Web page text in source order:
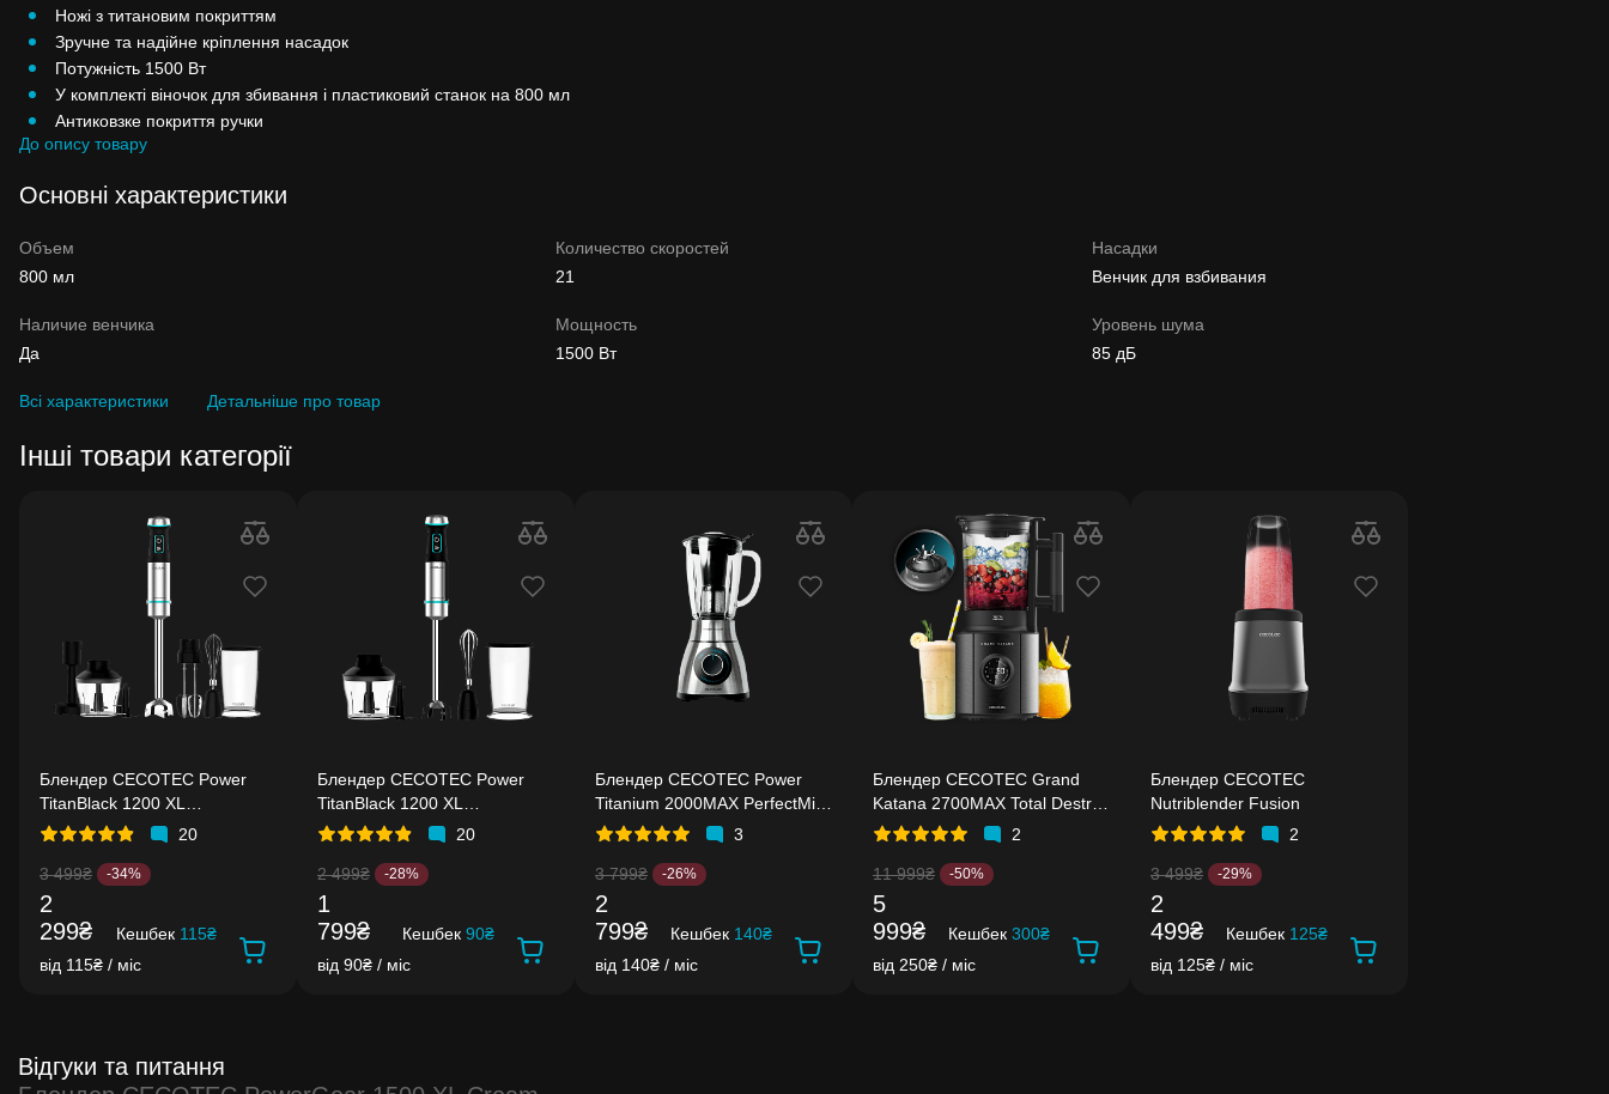
Ножі з титановим покриттям
Зручне та надійне кріплення насадок
Потужність 1500 Вт
У комплекті віночок для збивання і пластиковий станок на 800 мл
Антиковзке покриття ручки
До опису товару
Основні характеристики
Объем
800 мл
Количество скоростей
21
Насадки
Венчик для взбивания
Наличие венчика
Да
Мощность
1500 Вт
Уровень шума
85 дБ
Всі характеристики Детальніше про товар
Інші товари категорії
Блендер CECOTEC Power
TitanBlack 1200 XL
PerfectCream&Crush
20
3 499₴ -34%
2
299₴
Кешбек 115₴
від 115₴ / міс
Блендер CECOTEC Power
TitanBlack 1200 XL
Cream&Crush
20
2 499₴ -28%
1
799₴
Кешбек 90₴
від 90₴ / міс
Блендер CECOTEC Power
Titanium 2000MAX PerfectMix
Black
3
3 799₴ -26%
2
799₴
Кешбек 140₴
від 140₴ / міс
Блендер CECOTEC Grand
Katana 2700MAX Total Destroy
Screen B
2
11 999₴ -50%
5
999₴
Кешбек 300₴
від 250₴ / міс
Блендер CECOTEC
Nutriblender Fusion
2
3 499₴ -29%
2
499₴
Кешбек 125₴
від 125₴ / міс
Відгуки та питання